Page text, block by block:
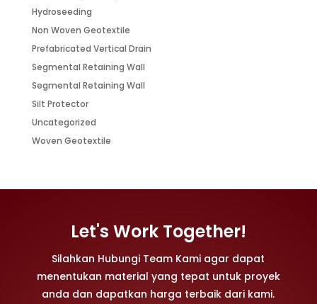
Hydroseeding
Non Woven Geotextile
Prefabricated Vertical Drain
Segmental Retaining Wall
Segmental Retaining Wall
Silt Protector
Uncategorized
Woven Geotextile
Let's Work Together!
Silahkan Hubungi Team Kami agar dapat
menentukan material yang tepat untuk proyek
anda dan dapatkan harga terbaik dari kami.